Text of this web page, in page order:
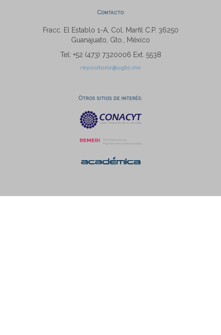
Contacto
Fracc. El Establo 1-A, Col. Marfil C.P. 36250
Guanajuato, Gto., México
Tel: +52 (473) 7320006 Ext. 5538
repositorio@ugto.mx
Otros sitios de interés: